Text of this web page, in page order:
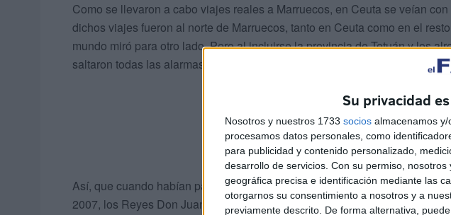
Su privacidad
Nosotros y nuestros 1733 socios almacenamos
procesamos datos personales, como
para publicidad y contenido personalizado,
desarrollo de servicios. Con su permiso, nosotros
geográfica precisa e identificación mediante las
otorgarnos su consentimiento a nosotros y a
previamente descrito. De forma alternativa,
Como se llevaron a cabo viajes reales a Marruecos, en Ceuta se veían
dichos viajes fueron al norte de Marruecos, tanto en Ceuta como en el
mundo miró para otro lado. Pero al incluirse la provincia de Tetuán y los
saltaron todas las alarmas sentimentales en nuestra ciudad. Y el asunto
Así, que cuando habían pasado 23 años desde la Audiencia aEl Faro de
2007, los Reyes Don Juan Carlos y Doña Sofía visitaron Ceuta y